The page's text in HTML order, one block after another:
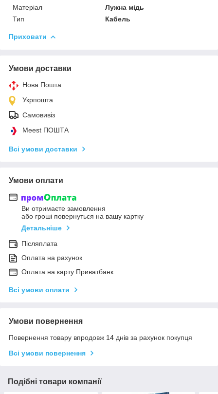
Матеріал
Лужна мідь
Тип
Кабель
Приховати
Умови доставки
Нова Пошта
Укрпошта
Самовивіз
Meest ПОШТА
Всі умови доставки
Умови оплати
Ви отримаєте замовлення
або гроші повернуться на вашу картку
Детальніше
Післяплата
Оплата на рахунок
Оплата на карту Приватбанк
Всі умови оплати
Умови повернення
Повернення товару впродовж 14 днів за рахунок покупця
Всі умови повернення
Подібні товари компанії